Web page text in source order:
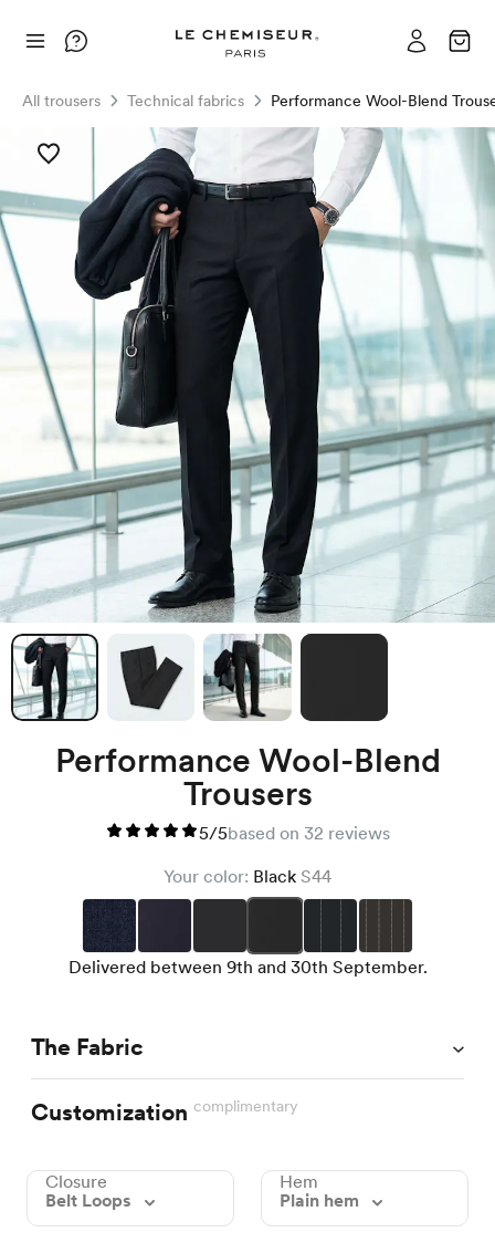
All trousers Technical fabrics Performance Wool-Blend
Performance Wool-Blend
Trousers
5/5based on 32 reviews
Your color: Black S44
Delivered between 9th and 30th September.
The Fabric
Customization complimentary
Closure
Belt Loops
Hem
Plain hem